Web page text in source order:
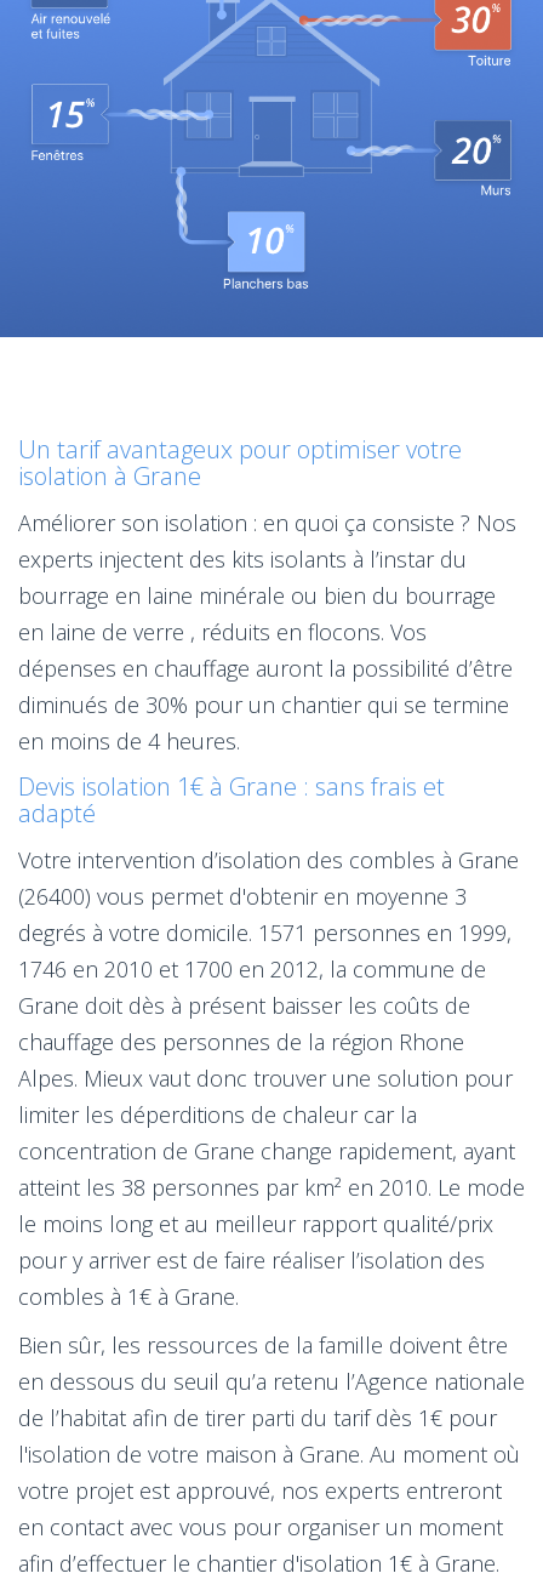
Un tarif avantageux pour optimiser votre
isolation à Grane
Améliorer son isolation : en quoi ça consiste ? Nos
experts injectent des kits isolants à l’instar du
bourrage en laine minérale ou bien du bourrage
en laine de verre , réduits en flocons. Vos
dépenses en chauffage auront la possibilité d’être
diminués de 30% pour un chantier qui se termine
en moins de 4 heures.
Devis isolation 1€ à Grane : sans frais et
adapté
Votre intervention d’isolation des combles à Grane
(26400) vous permet d'obtenir en moyenne 3
degrés à votre domicile. 1571 personnes en 1999,
1746 en 2010 et 1700 en 2012, la commune de
Grane doit dès à présent baisser les coûts de
chauffage des personnes de la région Rhone
Alpes. Mieux vaut donc trouver une solution pour
limiter les déperditions de chaleur car la
concentration de Grane change rapidement, ayant
atteint les 38 personnes par km² en 2010. Le mode
le moins long et au meilleur rapport qualité/prix
pour y arriver est de faire réaliser l’isolation des
combles à 1€ à Grane.
Bien sûr, les ressources de la famille doivent être
en dessous du seuil qu’a retenu l’Agence nationale
de l’habitat afin de tirer parti du tarif dès 1€ pour
l'isolation de votre maison à Grane. Au moment où
votre projet est approuvé, nos experts entreront
en contact avec vous pour organiser un moment
afin d’effectuer le chantier d'isolation 1€ à Grane.